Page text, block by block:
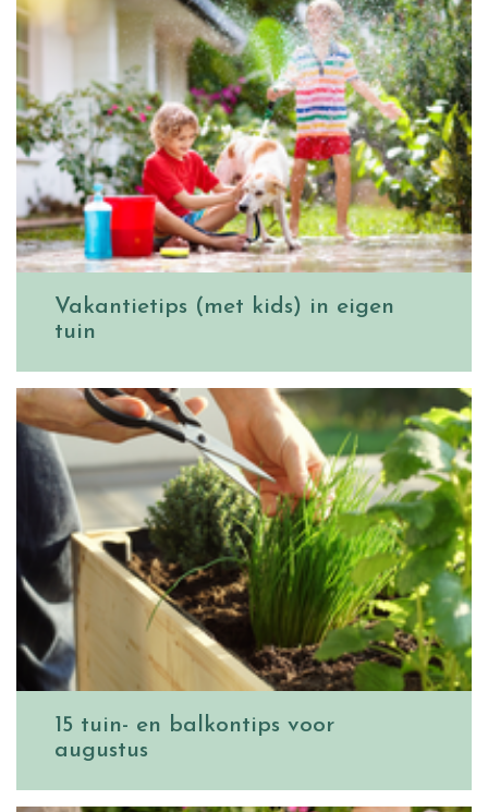
Vakantietips (met kids) in eigen
tuin
15 tuin- en balkontips voor
augustus